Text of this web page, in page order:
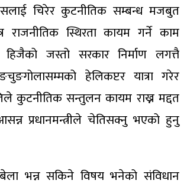
चिरेर कुटनीतिक सम्बन्ध मजबुत
राजनीतिक स्थिरता कायम गर्ने काम
जस्तो सरकार निर्माण लगत्तै
हेलिकप्टर यात्रा गरेर
कुटनीतिक सन्तुलन कायम राख्न मद्दत
प्रधानमन्त्रीले चेतिसक्नु भएको हुनु
भन्न सकिने विषय भनेको संविधान